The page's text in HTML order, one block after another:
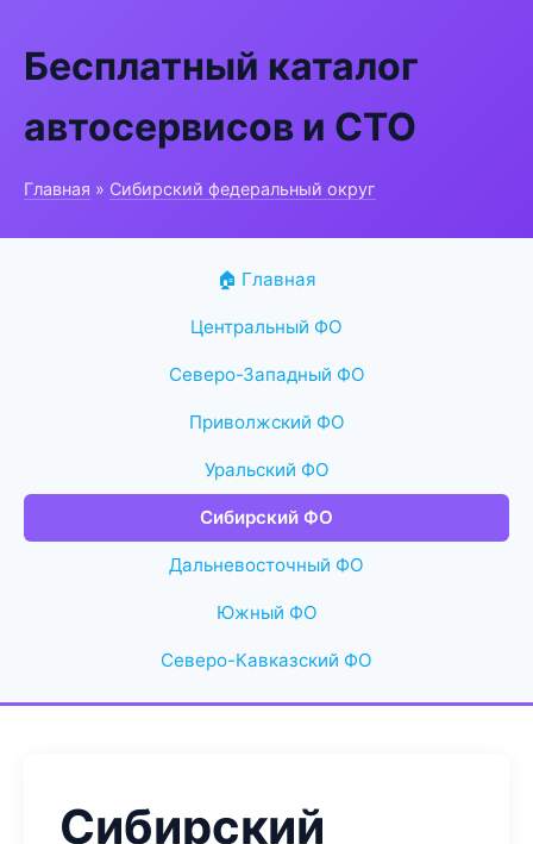
Бесплатный каталог
автосервисов и СТО
Главная » Сибирский федеральный округ
🏠 Главная
Центральный ФО
Северо-Западный ФО
Приволжский ФО
Уральский ФО
Сибирский ФО
Дальневосточный ФО
Южный ФО
Северо-Кавказский ФО
Сибирский